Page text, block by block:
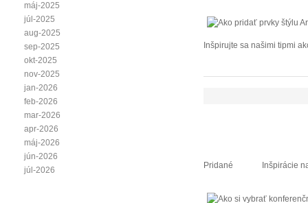
máj-2025
júl-2025
aug-2025
sep-2025
okt-2025
nov-2025
jan-2026
feb-2026
mar-2026
apr-2026
máj-2026
jún-2026
júl-2026
Inšpirujte sa našimi tipmi
Pridané Inšpirácie